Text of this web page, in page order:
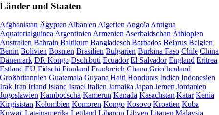
Länder und Staaten
Afghanistan ÄgyptenAlbanienAlgerienAngolaAntigua
ÄquatorialguineaArgentinienArmenienAserbaidschan Äthiopien
Australien Bahrain Baltikum Bangladesch Barbados Belarus Belgien
Benin Bolivien Bosnien Brasilien Bulgarien Burkina Faso Chile China
Dänemark DR Kongo Dschibuti Ecuador El Salvador England Eritrea
Estland EU Fidschi Finnland Frankreich Ghana Griechenland
Großbritannien Guatemala Guyana Haiti Honduras Indien Indonesien
Irak Iran Irland Island Israel Italien Jamaika Japan Jemen Jordanien
Jugoslawien Kambodscha Kamerun Kanada Kasachstan Katar Kenia
Kirgisistan Kolumbien Komoren Kongo Kosovo Kroatien Kuba
Kuwait Lateinamerika Lettland Libanon Libyen Litauen Malaysia